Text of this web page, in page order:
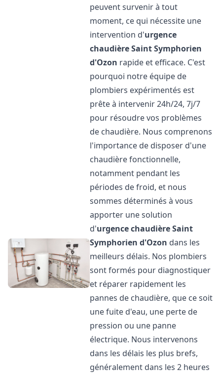
peuvent survenir à tout
moment, ce qui nécessite une
intervention d'urgence
chaudièreSaint Symphorien
d'Ozon rapide et efficace. C'est
pourquoi notre équipe de
plombiers expérimentés est
prête à intervenir 24h/24, 7j/7
pour résoudre vos problèmes
de chaudière. Nous comprenons
l'importance de disposer d'une
chaudière fonctionnelle,
notamment pendant les
périodes de froid, et nous
sommes déterminés à vous
apporter une solution
d'urgence chaudièreSaint
Symphorien d'Ozon dans les
meilleurs délais. Nos plombiers
sont formés pour diagnostiquer
et réparer rapidement les
pannes de chaudière, que ce soit
une fuite d'eau, une perte de
pression ou une panne
électrique. Nous intervenons
dans les délais les plus brefs,
généralement dans les 2 heures